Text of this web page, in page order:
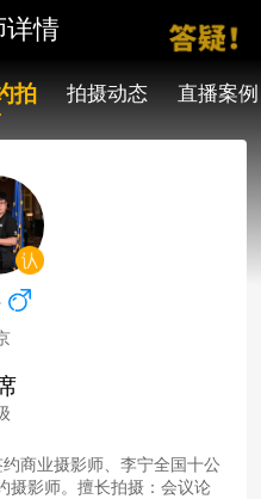
详情
拍 拍摄动态 直播案例
商业摄影师、李宁全国十公
摄影师。擅长拍摄：会议论